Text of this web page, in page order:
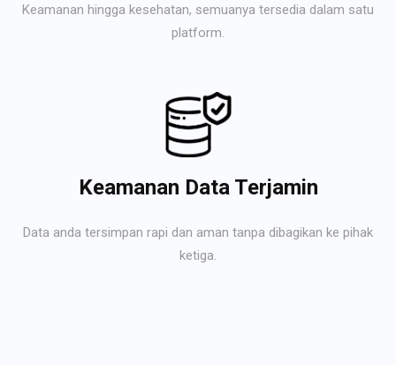
Keamanan hingga kesehatan, semuanya tersedia dalam satu
platform.
Keamanan Data Terjamin
Data anda tersimpan rapi dan aman tanpa dibagikan ke pihak
ketiga.